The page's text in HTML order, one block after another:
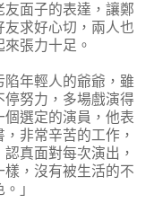
面子的表達，讓鄭
求好心切，兩人也
張力十足。
年輕人的爺爺，雖
努力，多場戲演得
選定的演員，他表
非常辛苦的工作，
真面對每次演出，
，沒有被生活的不
」